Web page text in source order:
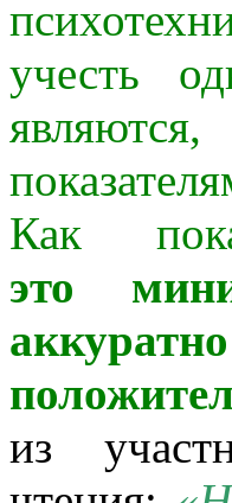
учесть
Как
это
из